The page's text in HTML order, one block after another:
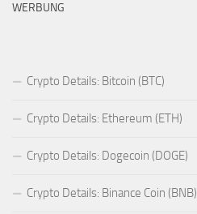
WERBUNG
Crypto Details: Bitcoin (BTC)
Crypto Details: Ethereum (ETH)
Crypto Details: Dogecoin (DOGE)
Crypto Details: Binance Coin (BNB)